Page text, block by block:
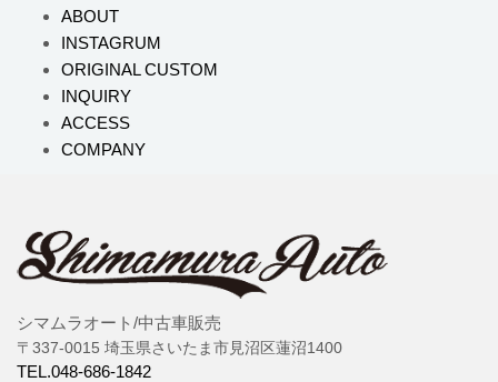
ABOUT
INSTAGRUM
ORIGINAL CUSTOM
INQUIRY
ACCESS
COMPANY
シマムラオート/中古車販売
〒337-0015 埼玉県さいたま市見沼区蓮沼1400
TEL.048-686-1842